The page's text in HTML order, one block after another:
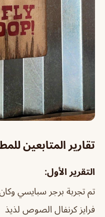
تقارير المتابعين
التقرير الأول:
تم تجربة برجر سبايسي
فرايز كرنفال الصوص لذيذ